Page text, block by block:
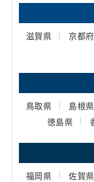
滋賀県 京都府
鳥取県 島根県
徳島県
福岡県 佐賀県